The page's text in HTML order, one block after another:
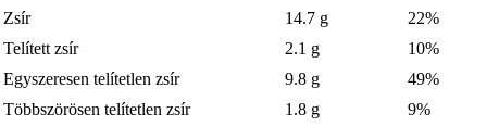
Zsír
14.7 g
22%
Telített zsír
2.1 g
10%
Egyszeresen telítetlen zsír
9.8 g
49%
Többszörösen telítetlen zsír
1.8 g
9%